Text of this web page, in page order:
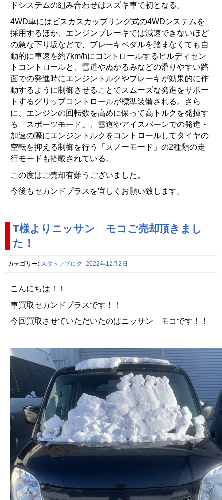
ドシステムの組み合わせはスズキ車で初となる。
4WD車にはビスカスカップリング式の4WDシステムを
採用するほか、エンジンブレーキでは減速できないほど
の急な下り坂などで、ブレーキペダルを踏まなくても自
動的に車速を約7km/hにコントロールするヒルディセン
トコントロールと、雪道やぬかるみなどの滑りやすい路
面での発進時にエンジントルクやブレーキが効果的に作
動するように制御させることでスムーズな発進をサポー
トするグリップコントロールが標準装備される。さら
に、エンジンの回転数を高めに保って高トルクを発揮す
る「スポーツモード」、雪道やアイスバーンでの発進・
加速の際にエンジントルクをコントロールしてタイヤの
空転を抑える制御を行う「スノーモード」の2種類の走
行モードも搭載されている。
この度はご売却有難うございました。
今後もセカンドプラスを宜しくお願い致します。
T様よりニッサン モコご売却頂きまし
た！
カテゴリー: スタッフブログ -2022年12月2日
こんにちは！！
車買取セカンドプラスです！！
今回買取させていただいたのはニッサン モコです！！